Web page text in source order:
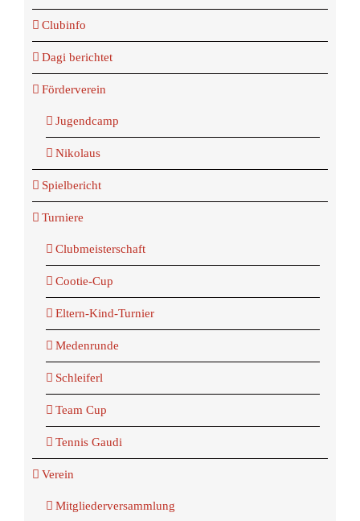
Clubinfo
Dagi berichtet
Förderverein
Jugendcamp
Nikolaus
Spielbericht
Turniere
Clubmeisterschaft
Cootie-Cup
Eltern-Kind-Turnier
Medenrunde
Schleiferl
Team Cup
Tennis Gaudi
Verein
Mitgliederversammlung